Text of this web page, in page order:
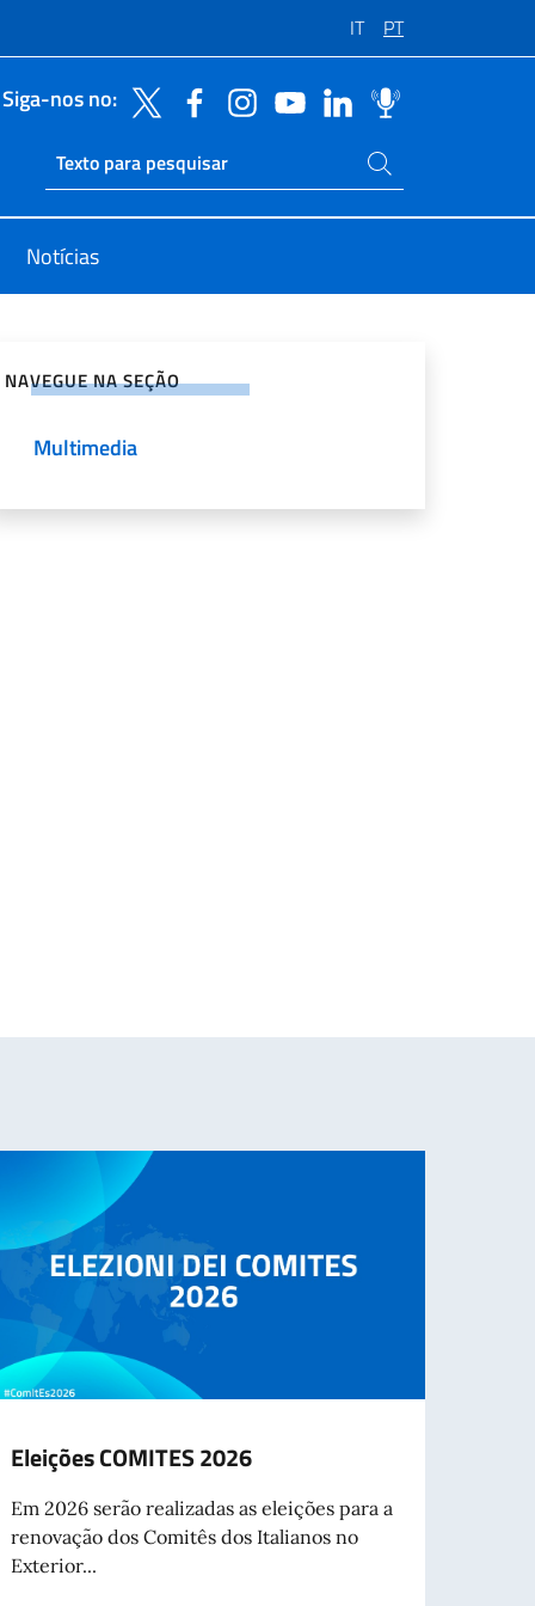
IT PT
Siga-nos no:
Ricerca sito live
Pesquise no site
Notícias
NAVEGUE NA SEÇÃO
Multimedia
Eleições COMITES 2026
Em 2026 serão realizadas as eleições para a
renovação dos Comitês dos Italianos no
Exterior...